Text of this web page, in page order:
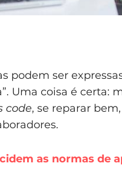
podem ser
Uma coisa é certa:
code, se reparar
as normas de